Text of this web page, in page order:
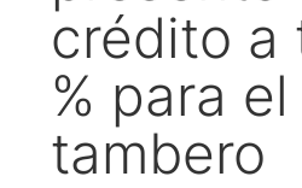
crédito a
% para
tambero